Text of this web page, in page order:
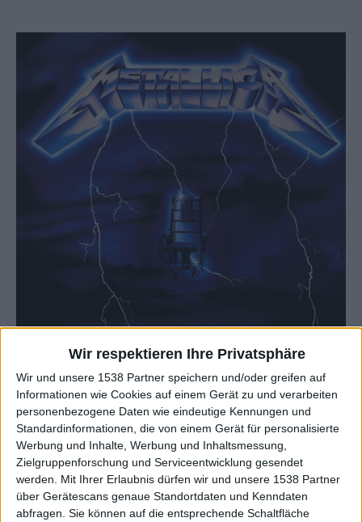
Wir respektieren Ihre Privatsphäre
Wir und unsere 1538 Partner speichern und/oder greifen auf
Informationen wie Cookies auf einem Gerät zu und verarbeiten
personenbezogene Daten wie eindeutige Kennungen und
Standardinformationen, die von einem Gerät für personalisierte
Werbung und Inhalte, Werbung und Inhaltsmessung,
Zielgruppenforschung und Serviceentwicklung gesendet
werden.
Mit Ihrer Erlaubnis dürfen wir und unsere 1538 Partner
über Gerätescans genaue Standortdaten und Kenndaten
abfragen. Sie können auf die entsprechende Schaltfläche
Ride The Lightning – 1LP
(Erstveröffentlichung: 30.07.1984)
„Ride The Lightning“, aufgenommen im Sweet Silence
Studios, Kopenhagen unter der Leitung von Flemming
Rasmussen, zeigt METALLICA melodiöser und technisch
anspruchsvoller. Viele der Stücke sind vergleichsweise